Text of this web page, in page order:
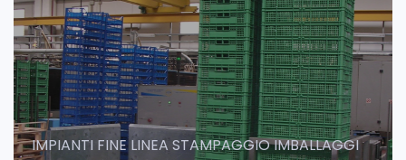
IMPIANTI FINE LINEA STAMPAGGIO IMBALLAGGI